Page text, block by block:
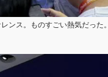
ンス。ものすごい熱気だった。